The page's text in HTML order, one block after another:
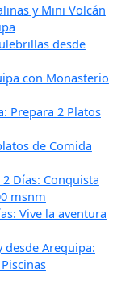
y Mini Volcán
desde
con Monasterio
Prepara 2 Platos
de Comida
Días: Conquista
msnm
Vive la aventura
desde Arequipa: